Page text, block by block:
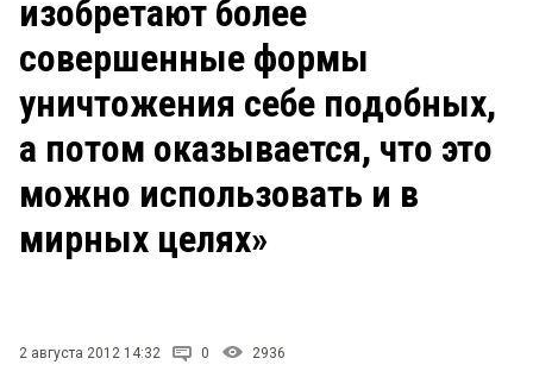
СТИЛЬ ЖИЗНИ
изобретают более
совершенные формы
уничтожения себе подобных,
а потом оказывается, что это
можно использовать и в
мирных целях»
2 августа 2012 14:32 0 2936